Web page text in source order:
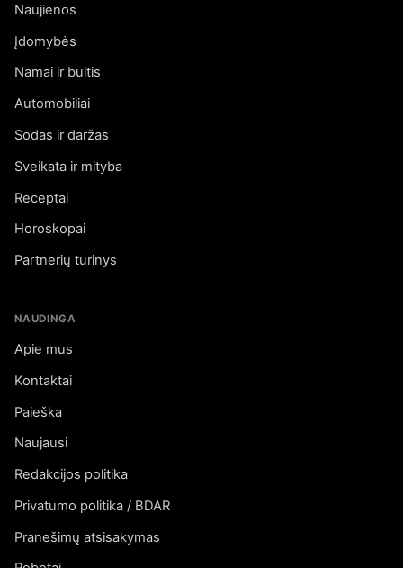
Naujienos
Įdomybės
Namai ir buitis
Automobiliai
Sodas ir daržas
Sveikata ir mityba
Receptai
Horoskopai
Partnerių turinys
NAUDINGA
Apie mus
Kontaktai
Paieška
Naujausi
Redakcijos politika
Privatumo politika / BDAR
Pranešimų atsisakymas